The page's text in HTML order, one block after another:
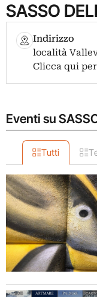
SASSO
Indirizzo
località
Clicca qui
Eventi su
Tutti